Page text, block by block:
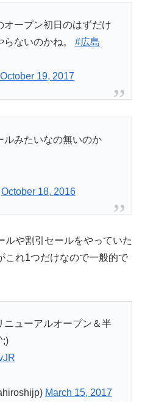
ープン初日のはずだけ
ないのかね。 #広島
October 19, 2017
ルみたいなの無いのか
October 18, 2016
ルや割引セールをやっていた
これ1つだけなので一般的で
ニューアルオープン＆半
March 15, 2017